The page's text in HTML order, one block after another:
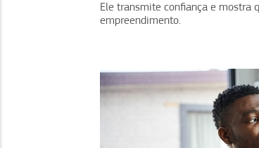
Ele transmite confiança e mostra
empreendimento.